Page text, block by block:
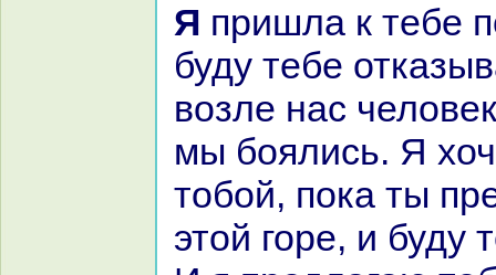
Я пришла к тебе послушнaя и не
буду тебе
возле нaс
мы боялись. Я
тобой, пока ты
этой горе, и буду